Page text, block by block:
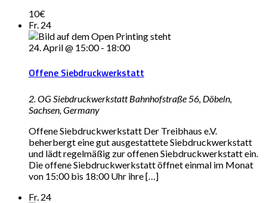
10€
Fr. 24
24. April @ 15:00- 18:00
Offene Siebdruckwerkstatt
2. OG SiebdruckwerkstattBahnhofstraße 56, Döbeln,
Sachsen, Germany
Offene Siebdruckwerkstatt Der Treibhaus e.V.
beherbergt eine gut ausgestattete Siebdruckwerkstatt
und lädt regelmäßig zur offenen Siebdruckwerkstatt ein.
Die offene Siebdruckwerkstatt öffnet einmal im Monat
von 15:00 bis 18:00 Uhr ihre […]
Fr. 24